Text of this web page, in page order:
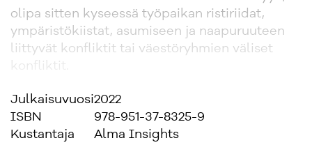
olipa sitten kyseessä työpaikan ristiriidat,
ympäristökiistat, asumiseen ja naapuruuteen
liittyvät konfliktit tai väestöryhmien väliset
Kirja soveltuu myös oppikirjaksi
sovittelukoulutukseen sekä erilaisiin
oppilaitoksiin helppolukuisuutensa ja
Julkaisuvuosi2022
ISBN
978-951-37-8325-9
Kustantaja
Alma Insights